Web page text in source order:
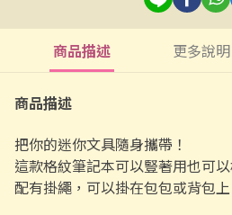
商品描述 更多說明
商品描述
把你的迷你文具隨身攜帶！
這款格紋筆記本可以豎著用也可
配有掛繩，可以掛在包包或背包